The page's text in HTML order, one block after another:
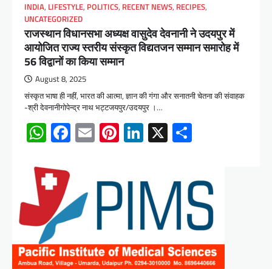
INDIA, LIFESTYLE, POLITICS, RECENT NEWS, RECIPES,
UNCATEGORIZED
राजस्थान विधानसभा अध्यक्ष वासुदेव देवनानी ने उदयपुर में
आयोजित राज्य स्तरीय संस्कृत विद्यतजन सम्मान समारोह में
56 विद्वानों का किया सम्मान
August 8, 2025
संस्कृत भाषा ही नहीं, भारत की आत्मा, ज्ञान की गंगा और सनातनी चेतना की संवाहक
-श्री देवनानीगोपेन्द्र नाथ भट्टजयपुर/उदयपुर ।…
WhatsApp
Facebook
EmailPinterest
LinkedIn
X